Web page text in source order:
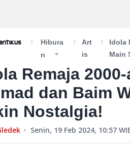
Hibura
N
Art
Is
Idola
Main
Remaja
dan Baim
Nostalgia!
Senin, 19 Feb 2024, 10:57